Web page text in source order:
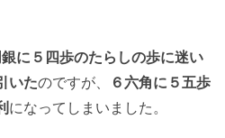
に５四歩のたらしの歩に迷い
いたのですが、
６六角に５五歩
になってしまいました。